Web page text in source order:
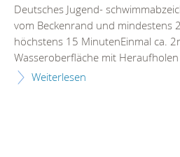
Deutsches Jugend-
vom Beckenrand und mindestens
höchstens 15 MinutenEinmal ca.
Wasseroberfläche mit Heraufholen
Weiterlesen